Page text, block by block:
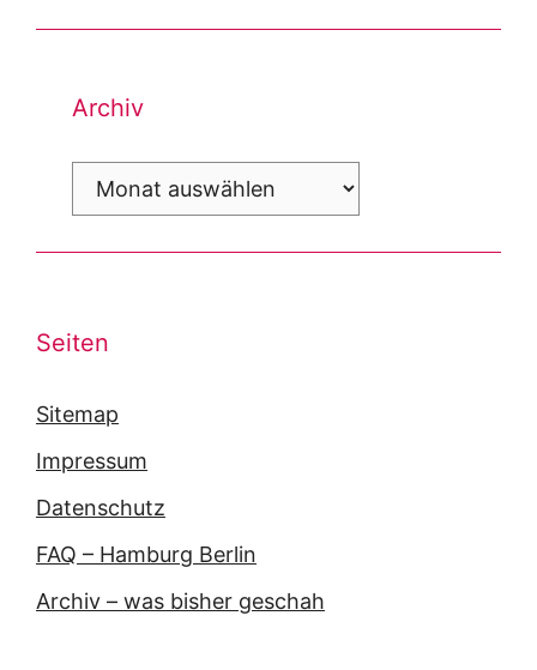
Archiv
Archiv
Seiten
Sitemap
Impressum
Datenschutz
FAQ – Hamburg Berlin
Archiv – was bisher geschah